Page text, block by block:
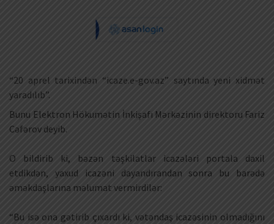
“20 aprel tarixindən “icaze.e-gov.az” saytında yeni xidmət
yaradılıb”.
Bunu Elektron Hökumətin İnkişafı Mərkəzinin direktoru Fariz
Cəfərov deyib.
O bildirib ki, bəzən təşkilatlar icazələri portala daxil
etdikdən, yaxud icazəni dayandırandan sonra bu barədə
əməkdaşlarına məlumat vermirdilər:
“Bu isə ona gətirib çıxardı ki, vətəndaş icazəsinin olmadığını